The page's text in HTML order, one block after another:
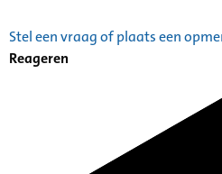
Stel een vraag of plaats een
Reageren